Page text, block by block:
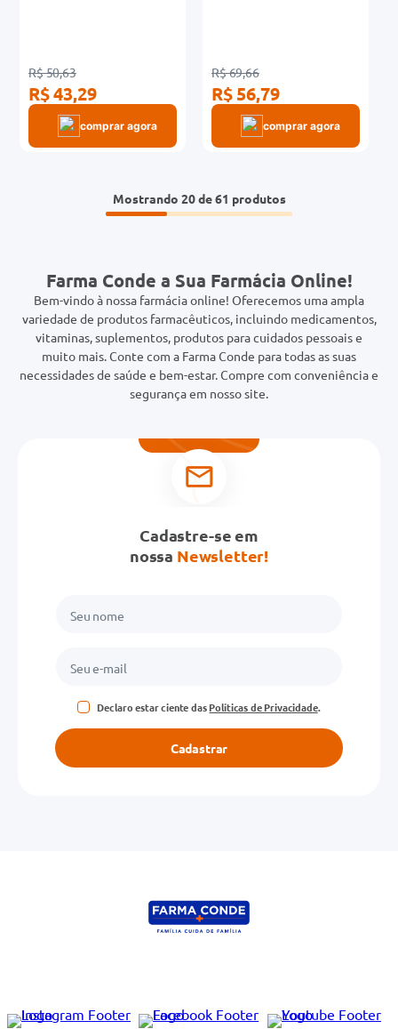
R$ 50,63
R$ 43,29
comprar agora
R$ 69,66
R$ 56,79
comprar agora
Mostrando 20 de 61
Farma Conde a Sua Farmácia Online!
Bem-vindo à nossa farmácia online! Oferecemos uma ampla
variedade de produtos farmacêuticos, incluindo medicamentos,
vitaminas, suplementos, produtos para cuidados pessoais e
muito mais. Conte com a Farma Conde para todas as suas
necessidades de saúde e bem-estar. Compre com conveniência e
segurança em nosso site.
Cadastre-se em
nossa Newsletter!
Declaro estar ciente dasPolíticas de Privacidade.
Cadastrar